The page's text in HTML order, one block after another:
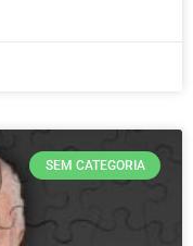
SEM CATEGORIA